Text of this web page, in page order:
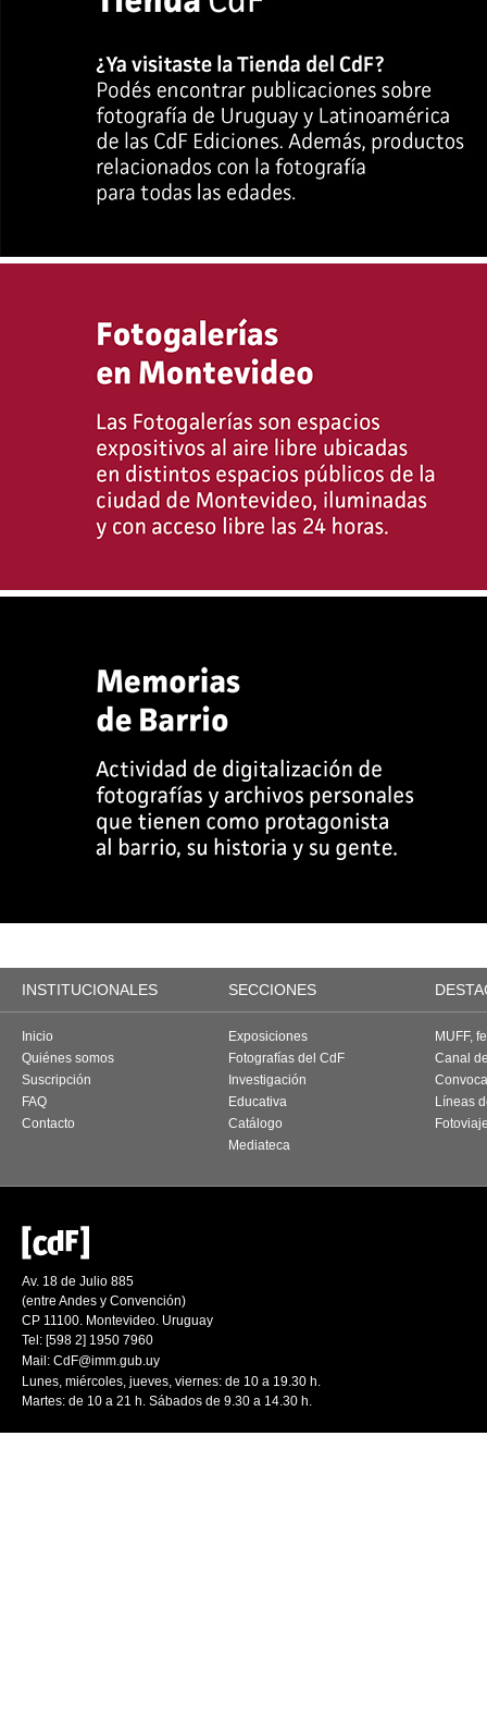
INSTITUCIONALES SECCIONES
Inicio
Quiénes somos
Suscripción
FAQ
Contacto
Exposiciones
Fotografías del CdF
Investigación
Educativa
Catálogo
Mediateca
MUFF,
Canal
Líneas
Av. 18 de Julio 885
(entre Andes y Convención)
CP 11100. Montevideo. Uruguay
Tel: [598 2] 1950 7960
Mail: CdF@imm.gub.uy
Lunes, miércoles, jueves, viernes: de 10 a 19.30 h.
Martes: de 10 a 21 h. Sábados de 9.30 a 14.30 h.